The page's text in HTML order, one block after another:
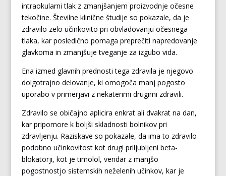
intraokularni tlak z zmanjšanjem proizvodnje očesne
tekočine. Številne klinične študije so pokazale, da je
zdravilo zelo učinkovito pri obvladovanju očesnega
tlaka, kar posledično pomaga preprečiti napredovanje
glavkoma in zmanjšuje tveganje za izgubo vida.
Ena izmed glavnih prednosti tega zdravila je njegovo
dolgotrajno delovanje, ki omogoča manj pogosto
uporabo v primerjavi z nekaterimi drugimi zdravili.
Zdravilo se običajno aplicira enkrat ali dvakrat na dan,
kar pripomore k boljši skladnosti bolnikov pri
zdravljenju. Raziskave so pokazale, da ima to zdravilo
podobno učinkovitost kot drugi priljubljeni beta-
blokatorji, kot je timolol, vendar z manjšo
pogostnostjo sistemskih neželenih učinkov, kar je